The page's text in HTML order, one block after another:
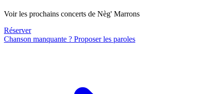
Voir les prochains concerts de Nèg' Marrons
Réserver
Chanson manquante ? Proposer les paroles